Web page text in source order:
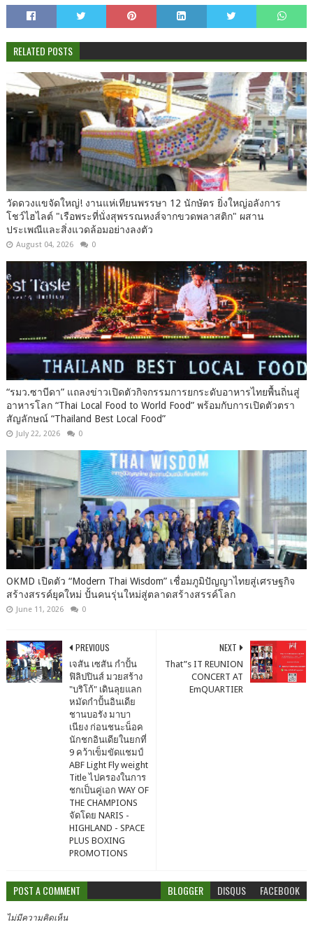
RELATED POSTS
วัดดวงแขจัดใหญ่! งานแห่เทียนพรรษา 12 นักษัตร ยิ่งใหญ่อลังการ
โชว์ไฮไลต์ "เรือพระที่นั่งสุพรรณหงส์จากขวดพลาสติก" ผสาน
ประเพณีและสิ่งแวดล้อมอย่างลงตัว
August 04, 2026 0
“รมว.ซาบีดา” แถลงข่าวเปิดตัวกิจกรรมการยกระดับอาหารไทยพื้นถิ่นสู่
อาหารโลก “Thai Local Food to World Food” พร้อมกับการเปิดตัวตรา
สัญลักษณ์ “Thailand Best Local Food”
July 22, 2026 0
OKMD เปิดตัว “Modern Thai Wisdom” เชื่อมภูมิปัญญาไทยสู่เศรษฐกิจ
สร้างสรรค์ยุคใหม่ ปั้นคนรุ่นใหม่สู่ตลาดสร้างสรรค์โลก
June 11, 2026 0
NEXT
That”s IT REUNION
CONCERT AT
EmQUARTIER
PREVIOUS
เจสัน เซสัน กำปั้น
ฟิลิปปินส์ มวยสร้าง
"บริโก้" เดินลุยแลก
หมัดกำปั้นอินเดีย
ชานบอรัง มาบา
เนียง ก่อนชนะน็อค
นักชกอินเดียในยกที่
9 คว้าเข็มขัดแชมป์
ABF Light Fly weight
Title ไปครองในการ
ชกเป็นคู่เอก WAY OF
THE CHAMPIONS
จัดโดย NARIS -
HIGHLAND - SPACE
PLUS BOXING
PROMOTIONS
POST A COMMENT BLOGGER DISQUS FACEBOOK
ไม่มีความคิดเห็น